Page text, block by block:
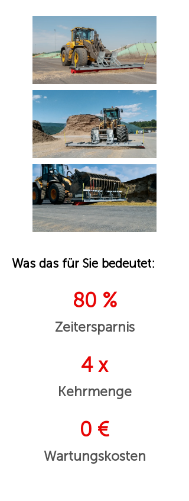
Was das für Sie bedeutet:
80 %
Zeitersparnis
4 x
Kehrmenge
0 €
Wartungskosten